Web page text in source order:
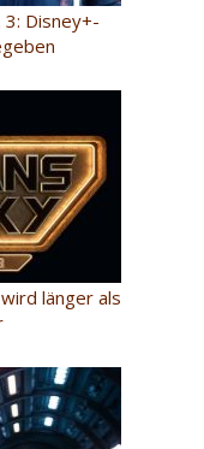
3: Disney+-
länger als